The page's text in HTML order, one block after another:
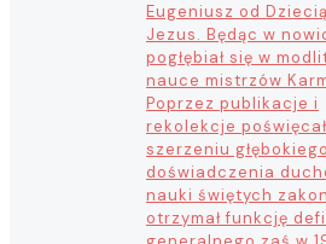
Eugeniusz od
Jezus. Będąc w
pogłębiał się w
nauce mistrzów
Poprzez publikacje i
rekolekcje
szerzeniu głębokiego
doświadczenia
nauki świętych
otrzymał funkcję